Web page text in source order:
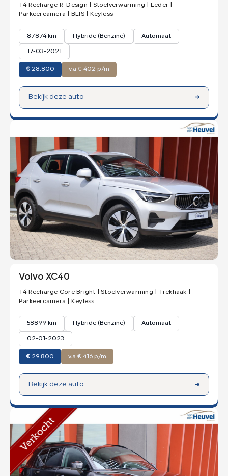
T4 Recharge R-Design | Stoelverwarming | Leder |
Parkeercamera | BLIS | Keyless
87874 km Hybride (Benzine) Automaat
17-03-2021
€ 28.800 v.a € 402 p/m
Bekijk deze auto
Volvo XC40
T4 Recharge Core Bright | Stoelverwarming | Trekhaak |
Parkeercamera | Keyless
58899 km Hybride (Benzine) Automaat
02-01-2023
€ 29.800 v.a € 416 p/m
Bekijk deze auto